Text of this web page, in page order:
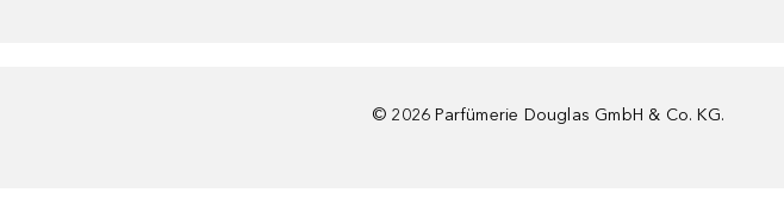
© 2026 Parfümerie Douglas GmbH & Co. KG.